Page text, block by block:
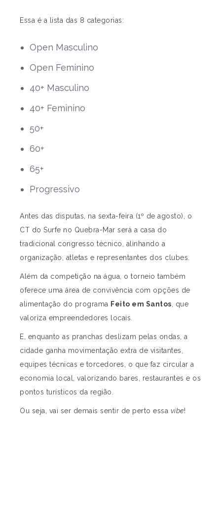
Essa é a lista das 8 categorias:
Open Masculino
Open Feminino
40+ Masculino
40+ Feminino
50+
60+
65+
Progressivo
Antes das disputas, na sexta-feira (1º de agosto), o
CT do Surfe no Quebra-Mar será a casa do
tradicional congresso técnico, alinhando a
organização, atletas e representantes dos clubes.
Além da competição na água, o torneio também
oferece uma área de convivência com opções de
alimentação do programa Feito em Santos , que
valoriza empreendedores locais.
E, enquanto as pranchas deslizam pelas ondas, a
cidade ganha movimentação extra de visitantes,
equipes técnicas e torcedores, o que faz circular a
economia local, valorizando bares, restaurantes e os
pontos turísticos da região.
Ou seja, vai ser demais sentir de perto essa vibe!